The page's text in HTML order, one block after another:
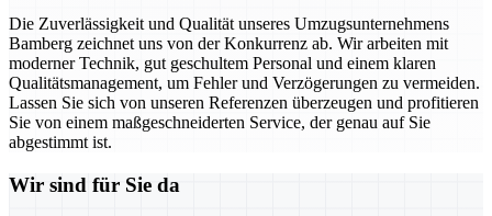
Die Zuverlässigkeit und Qualität unseres Umzugsunternehmens
Bamberg zeichnet uns von der Konkurrenz ab. Wir arbeiten mit
moderner Technik, gut geschultem Personal und einem klaren
Qualitätsmanagement, um Fehler und Verzögerungen zu vermeiden.
Lassen Sie sich von unseren Referenzen überzeugen und profitieren
Sie von einem maßgeschneiderten Service, der genau auf Sie
abgestimmt ist.
Wir sind für Sie da